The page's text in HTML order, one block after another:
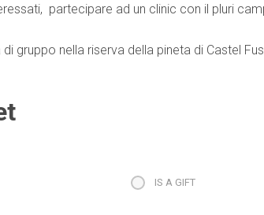
partecipare ad un clinic con il pluri
gruppo nella riserva della pineta di Castel
IS A GIFT